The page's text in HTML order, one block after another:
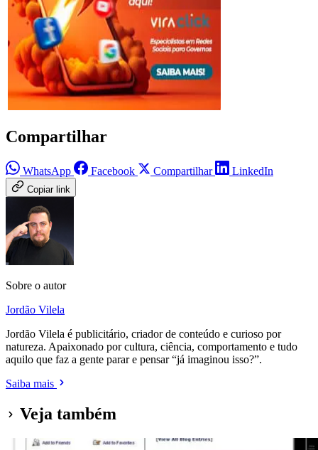
Compartilhar
WhatsApp Facebook Compartilhar LinkedIn
Copiar link
Sobre o autor
Jordão Vilela
Jordão Vilela é publicitário, criador de conteúdo e curioso por
natureza. Apaixonado por cultura, ciência, comportamento e tudo
aquilo que faz a gente parar e pensar “já imaginou isso?”.
Saiba mais
Veja também